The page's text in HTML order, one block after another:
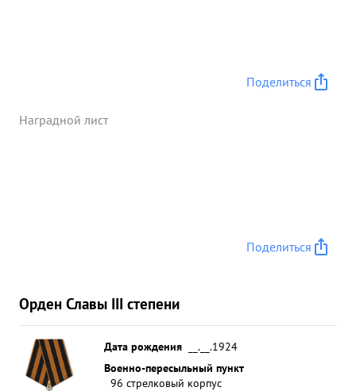
Поделиться
Наградной лист
Поделиться
Орден Славы III степени
Дата рождения
__.__.1924
Военно-пересыльный пункт
96 стрелковый корпус